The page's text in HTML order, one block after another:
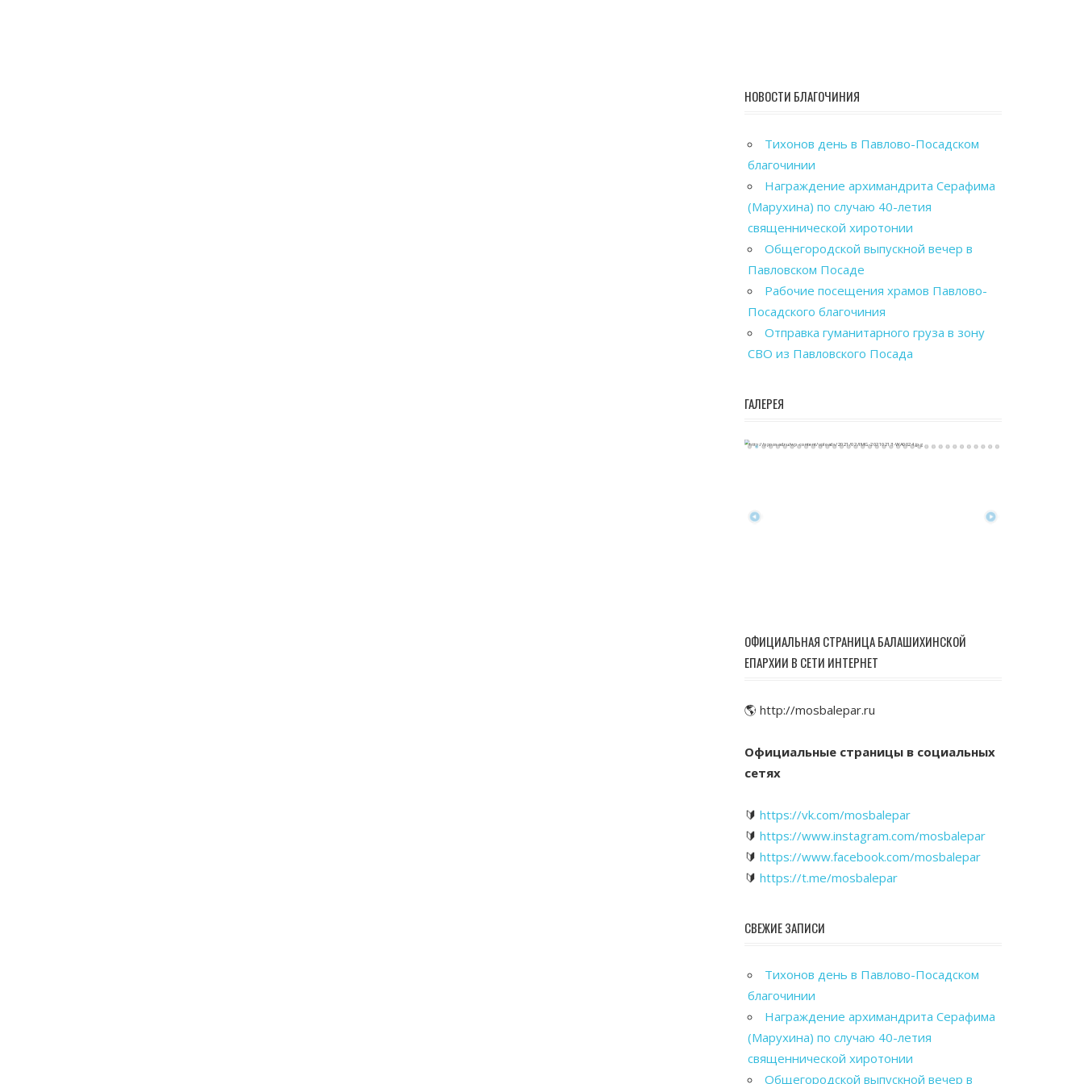
НОВОСТИ БЛАГОЧИНИЯ
Тихонов день в Павлово-Посадском
благочинии
Награждение архимандрита Серафима
(Марухина) по случаю 40-летия
священнической хиротонии
Общегородской выпускной вечер в
Павловском Посаде
Рабочие посещения храмов Павлово-
Посадского благочиния
Отправка гуманитарного груза в зону
СВО из Павловского Посада
ГАЛЕРЕЯ
ОФИЦИАЛЬНАЯ СТРАНИЦА БАЛАШИХИНСКОЙ
ЕПАРХИИ В СЕТИ ИНТЕРНЕТ
🌎 http://mosbalepar.ru
Официальные страницы в социальных
сетях
🔰 https://vk.com/mosbalepar
🔰 https://www.instagram.com/mosbalepar
🔰 https://www.facebook.com/mosbalepar
🔰 https://t.me/mosbalepar
СВЕЖИЕ ЗАПИСИ
Тихонов день в Павлово-Посадском
благочинии
Награждение архимандрита Серафима
(Марухина) по случаю 40-летия
священнической хиротонии
Общегородской выпускной вечер в